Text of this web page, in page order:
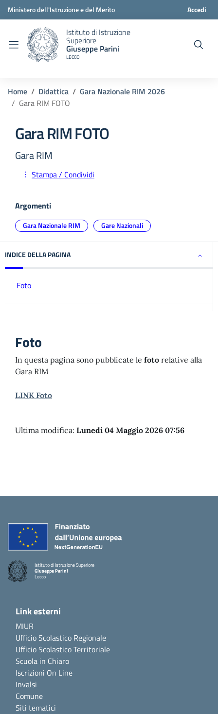
Ministero dell'Istruzione e del Merito Accedi
Istituto di Istruzione
Superiore
Giuseppe Parini
LECCO
Home Didattica
Gara Nazionale RIM 2026
Gara RIM FOTO
Gara RIM FOTO
Gara RIM
Stampa / Condividi
Argomenti
Gara Nazionale RIM Gare Nazionali
INDICE DELLA PAGINA
Foto
Foto
In questa pagina sono pubblicate le foto relative alla
Gara RIM
LINK Foto
Ultima modifica: Lunedì 04 Maggio 2026 07:56
Istituto di Istruzione Superiore
Giuseppe Parini
Lecco
Link esterni
MIUR
Ufficio Scolastico Regionale
Ufficio Scolastico Territoriale
Scuola in Chiaro
Iscrizioni On Line
Invalsi
Comune
Siti tematici